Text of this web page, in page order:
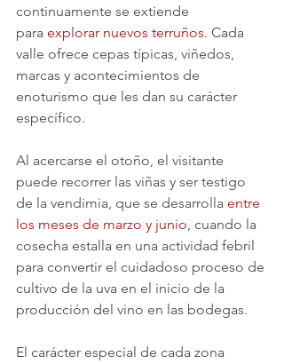
continuamente se extiende
para explorar nuevos terruños. Cada
valle ofrece cepas típicas, viñedos,
marcas y acontecimientos de
enoturismo que les dan su carácter
específico.
Al acercarse el otoño, el visitante
puede recorrer las viñas y ser testigo
de la vendimia, que se desarrolla entre
los meses de marzo y junio, cuando la
cosecha estalla en una actividad febril
para convertir el cuidadoso proceso de
cultivo de la uva en el inicio de la
producción del vino en las bodegas.
El carácter especial de cada zona